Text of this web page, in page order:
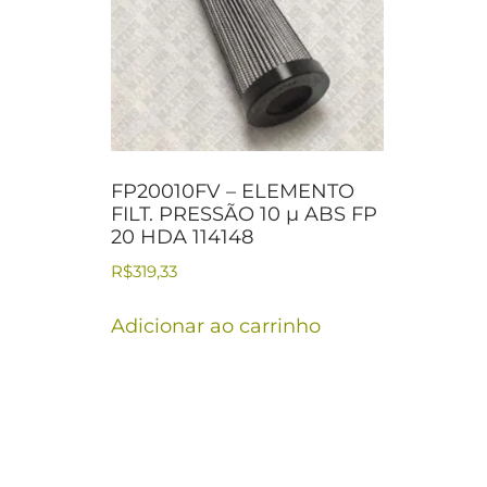
FP20010FV – ELEMENTO
FILT. PRESSÃO 10 µ ABS FP
20 HDA 114148
R$319,33
Adicionar ao carrinho